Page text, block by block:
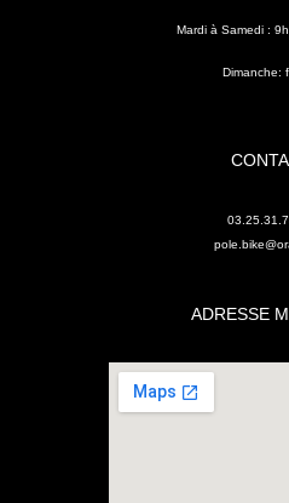
Mardi à Samedi :
Dimanche:
ADRESSE